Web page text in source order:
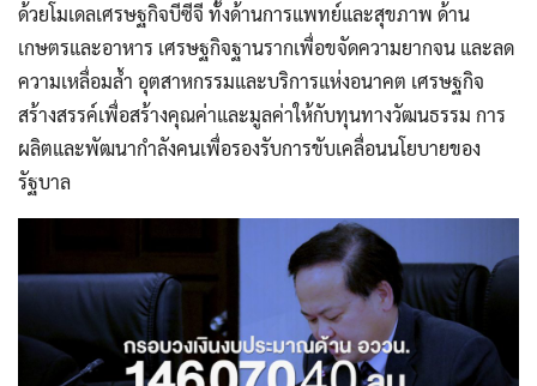
ด้วยโมเดลเศรษฐกิจบีซีจี ทั้งด้านการแพทย์และสุขภาพ ด้าน
เกษตรและอาหาร เศรษฐกิจฐานรากเพื่อขจัดความยากจน และลด
ความเหลื่อมล้ำ อุตสาหกรรมและบริการแห่งอนาคต เศรษฐกิจ
สร้างสรรค์เพื่อสร้างคุณค่าและมูลค่าให้กับทุนทางวัฒนธรรม การ
ผลิตและพัฒนากำลังคนเพื่อรองรับการขับเคลื่อนนโยบายของ
รัฐบาล